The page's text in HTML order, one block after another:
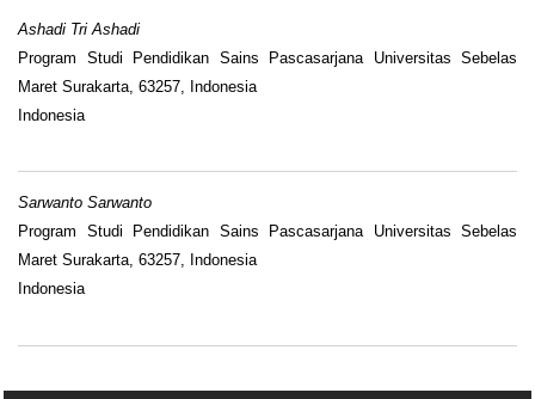
Ashadi Tri Ashadi
Program Studi Pendidikan Sains Pascasarjana Universitas Sebelas
Maret Surakarta, 63257, Indonesia
Indonesia
Sarwanto Sarwanto
Program Studi Pendidikan Sains Pascasarjana Universitas Sebelas
Maret Surakarta, 63257, Indonesia
Indonesia